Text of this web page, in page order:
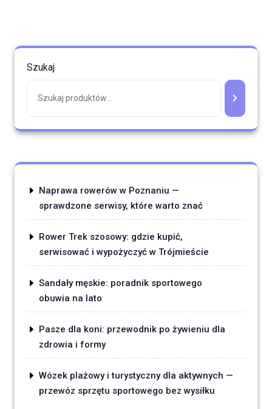
Szukaj
Naprawa rowerów w Poznaniu —
sprawdzone serwisy, które warto znać
Rower Trek szosowy: gdzie kupić,
serwisować i wypożyczyć w Trójmieście
Sandały męskie: poradnik sportowego
obuwia na lato
Pasze dla koni: przewodnik po żywieniu dla
zdrowia i formy
Wózek plażowy i turystyczny dla aktywnych —
przewóz sprzętu sportowego bez wysiłku